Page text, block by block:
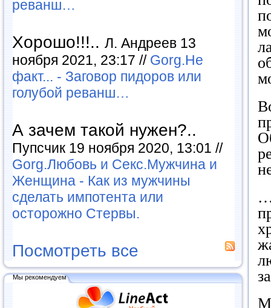
реванш…
Хорошо!!!.. Л. Андреев 13
ноября 2021, 23:17 // Gorg.Не
факт... - Заговор пидоров или
голубой реванш…
А зачем такой нужен?..
Пупсчик 19 ноября 2020, 13:01 //
Gorg.Любовь и Секс.Мужчина и
Женщина - Как из мужчины
сделать импотента или
осторожно Стервы.
Посмотреть все
Мы рекомендуем